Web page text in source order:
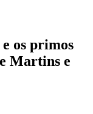
os primos
Martins e